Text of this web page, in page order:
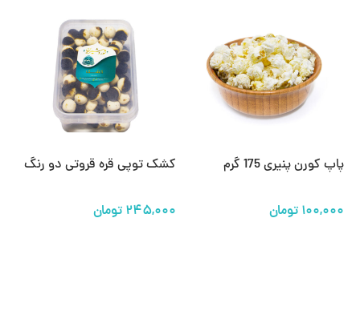
پاپ کورن پنیری 175 گرم
تومان
کشک توپی قره قروتی دو رنگ
تومان